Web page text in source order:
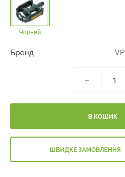
Чорний
Бренд VP
В КОШИК
ШВИДКЕ ЗАМОВЛЕННЯ